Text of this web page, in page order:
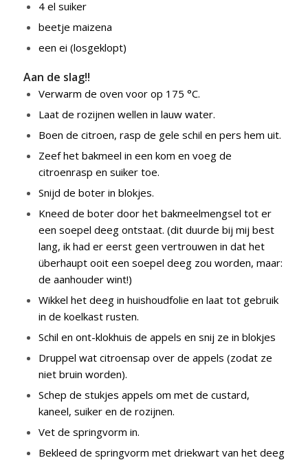
4 el suiker
beetje maizena
een ei (losgeklopt)
Aan de slag!!
Verwarm de oven voor op 175 °C.
Laat de rozijnen wellen in lauw water.
Boen de citroen, rasp de gele schil en pers hem uit.
Zeef het bakmeel in een kom en voeg de
citroenrasp en suiker toe.
Snijd de boter in blokjes.
Kneed de boter door het bakmeelmengsel tot er
een soepel deeg ontstaat. (dit duurde bij mij best
lang, ik had er eerst geen vertrouwen in dat het
überhaupt ooit een soepel deeg zou worden, maar:
de aanhouder wint!)
Wikkel het deeg in huishoudfolie en laat tot gebruik
in de koelkast rusten.
Schil en ont-klokhuis de appels en snij ze in blokjes
Druppel wat citroensap over de appels (zodat ze
niet bruin worden).
Schep de stukjes appels om met de custard,
kaneel, suiker en de rozijnen.
Vet de springvorm in.
Bekleed de springvorm met driekwart van het deeg